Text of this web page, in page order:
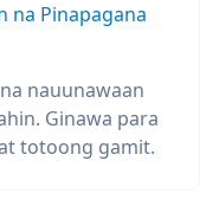
na Pinapagana
nauunawaan
Ginawa para
totoong gamit.